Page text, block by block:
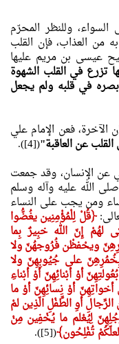
وللنظر المحرّم
من العذاب، فإن القلب
عيسى بن مريم عليها
تزرع في القلب الشهوة
في قلبه ولم يجعل
الآخرة، فعن الإمام علي
عن العاقبة"([4]).
عن الإنسان، وقد جمعت
الله عليه وآله وسلم
ومن يجب على النساء
﴿قُلْ لِلْمُؤْمِنِين يغُضُّوا
إِنّ الله خبِيرٌ بِما
ويحْفظْن فُرُوجهُنّ ولا
على جُيُوبِهِنّ ولا
أوْ أبْنائِهِنّ أوْ أبْناءِ
أوْ نِسائِهِنّ أوْ ما
الرِّجالِ أوِ الطِّفْلِ الّذِين لمْ
لِيُعْلم ما يُخْفِين مِنْ
تُفْلِحُون﴾([5]).